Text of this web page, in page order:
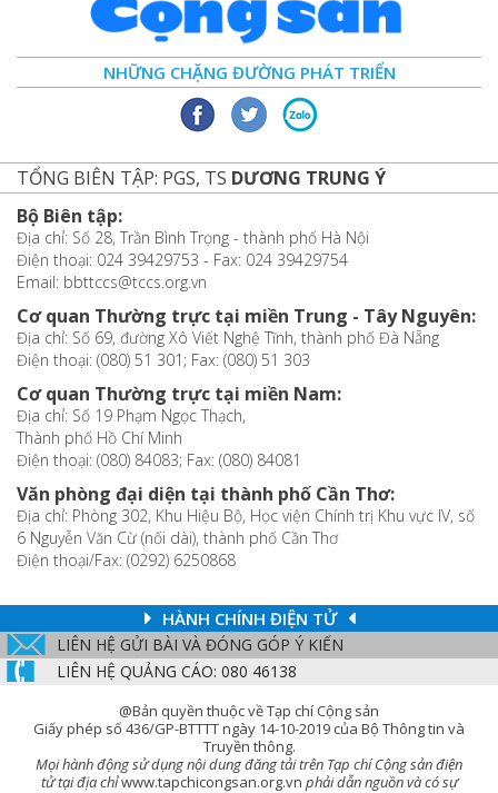
NHỮNG CHẶNG ĐƯỜNG PHÁT TRIỂN
TỔNG BIÊN TẬP: PGS, TS DƯƠNG TRUNG Ý
Bộ Biên tập:
Địa chỉ: Số 28, Trần Bình Trọng - thành phố Hà Nội
Điện thoại: 024 39429753 - Fax: 024 39429754
Email: bbttccs@tccs.org.vn
Cơ quan Thường trực tại miền Trung - Tây Nguyên:
Địa chỉ: Số 69, đường Xô Viết Nghệ Tĩnh, thành phố Đà Nẵng
Điện thoại: (080) 51 301; Fax: (080) 51 303
Cơ quan Thường trực tại miền Nam:
Địa chỉ: Số 19 Phạm Ngọc Thạch,
Thành phố Hồ Chí Minh
Điện thoại: (080) 84083; Fax: (080) 84081
Văn phòng đại diện tại thành phố Cần Thơ:
Địa chỉ: Phòng 302, Khu Hiệu Bộ, Học viện Chính trị Khu vực IV, số
6 Nguyễn Văn Cừ (nối dài), thành phố Cần Thơ
Điện thoại/Fax: (0292) 6250868
HÀNH CHÍNH ĐIỆN TỬ
LIÊN HỆ GỬI BÀI VÀ ĐÓNG GÓP Ý KIẾN
LIÊN HỆ QUẢNG CÁO: 080 46138
@Bản quyền thuộc về Tạp chí Cộng sản
Giấy phép số 436/GP-BTTTT ngày 14-10-2019 của Bộ Thông tin và
Truyền thông.
Mọi hành động sử dụng nội dung đăng tải trên Tạp chí Cộng sản điện
tử tại địa chỉwww.tapchicongsan.org.vn phải dẫn nguồn và có sự